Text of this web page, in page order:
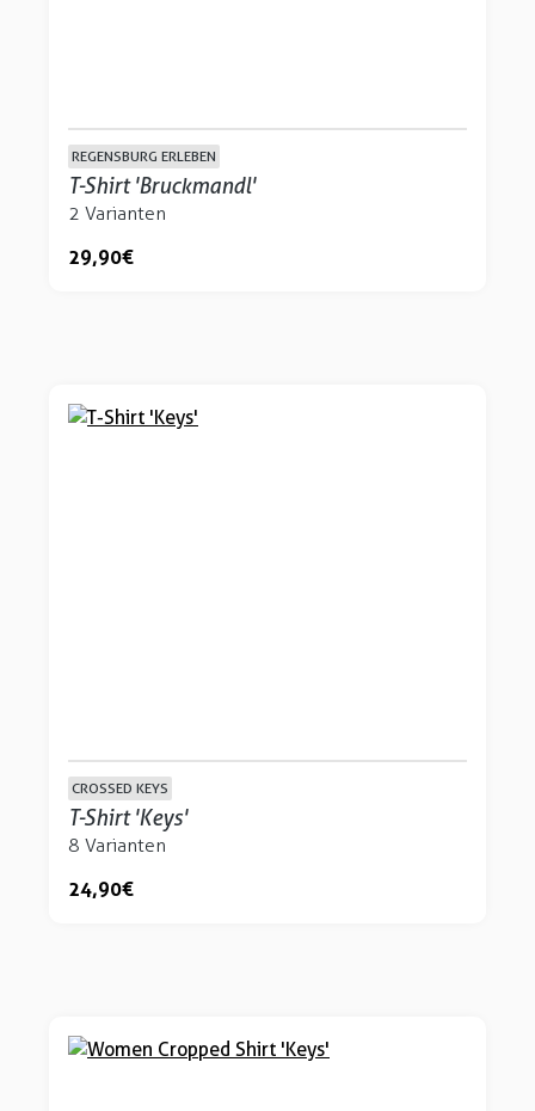
REGENSBURG ERLEBEN
T-Shirt 'Bruckmandl'
2 Varianten
29,90 €
CROSSED KEYS
T-Shirt 'Keys'
8 Varianten
24,90 €